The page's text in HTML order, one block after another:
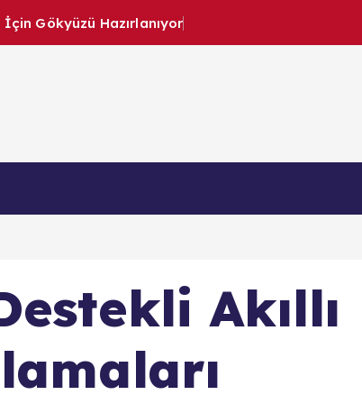
Gökyüzü Hazırlanıyor
Akıllı